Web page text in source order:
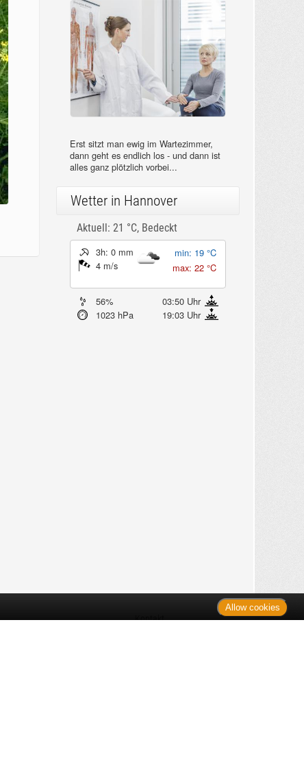
Erst sitzt man ewig im Wartezimmer,
dann geht es endlich los - und dann ist
alles ganz plötzlich vorbei...
Wetter in Hannover
Aktuell: 21 °C, Bedeckt
3h: 0 mm
4 m/s
min: 19 °C
max: 22 °C
56%
03:50 Uhr
1023 hPa
19:03 Uhr
Kontakt
Allow cookies